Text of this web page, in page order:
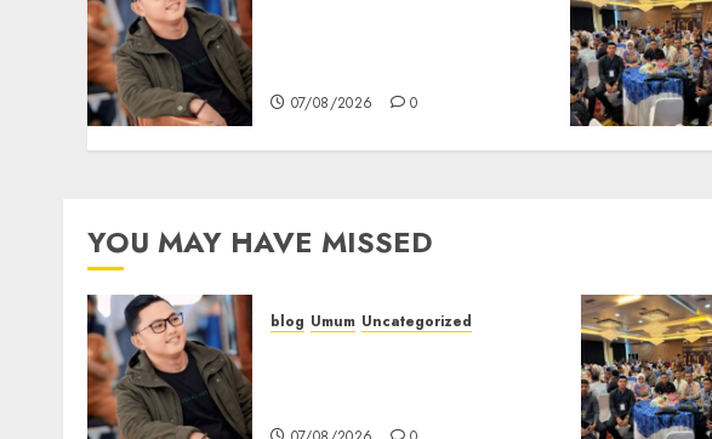
07/08/2026 0
YOU MAY HAVE MISSED
blog Umum Uncategorized